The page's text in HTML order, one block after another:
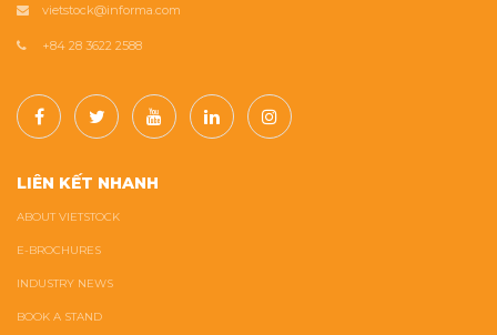
vietstock@informa.com
+84 28 3622 2588
LIÊN KẾT NHANH
ABOUT VIETSTOCK
E-BROCHURES
INDUSTRY NEWS
BOOK A STAND